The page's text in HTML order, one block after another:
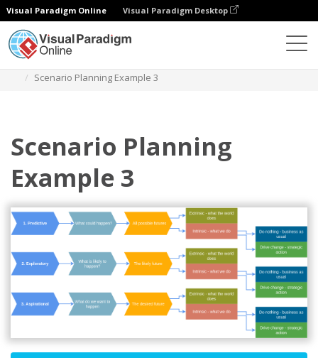
Visual Paradigm Online Visual Paradigm Desktop
Scenario Planning Example 3
Scenario Planning
Example 3